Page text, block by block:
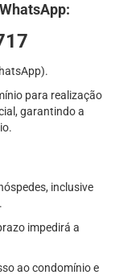
para realização
garantindo a
inclusive
impedirá a
ao condomínio e